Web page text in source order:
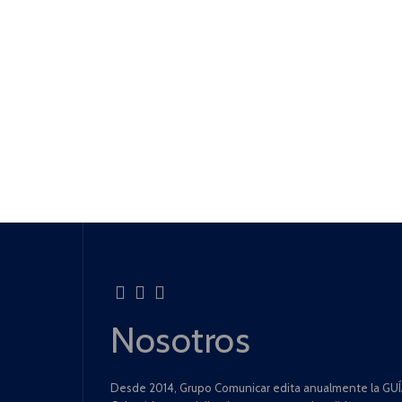
Nosotros
Desde 2014, Grupo Comunicar edita anualmente la